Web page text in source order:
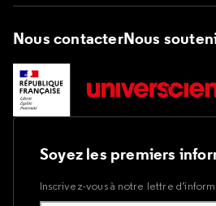
Nous contacterNous
Soyez les premiers
Inscrivez-vous à notre lettre